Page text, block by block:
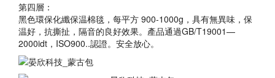
第四層：
黑色環保化纖保温棉毯，每平方 900-1000g，具有無異味，保
温好，抗撕扯，隔音的良好效果。產品通過GB/T19001—
2000idt，ISO900..認證。安全放心。